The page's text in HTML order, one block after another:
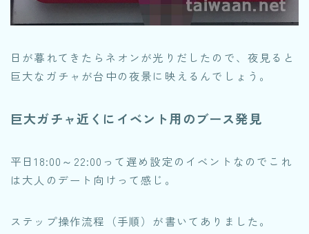
日が暮れてきたらネオンが光りだしたので、夜見ると
巨大なガチャが台中の夜景に映えるんでしょう。
巨大ガチャ近くにイベント用のブース発見
平日18:00～22:00って遅め設定のイベントなのでこれ
は大人のデート向けって感じ。
ステップ操作流程（手順）が書いてありました。